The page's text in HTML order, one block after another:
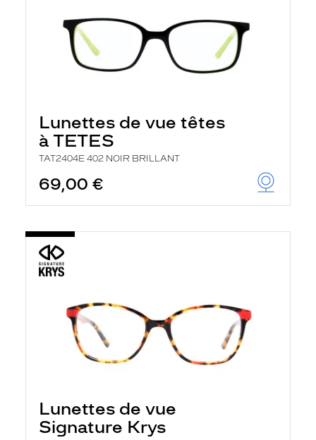
Lunettes de vue têtes
à TETES
TAT2404E 402 NOIR BRILLANT
69,00 €
Lunettes de vue
Signature Krys